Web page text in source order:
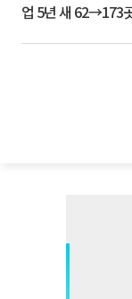
업 5년 새 62→173